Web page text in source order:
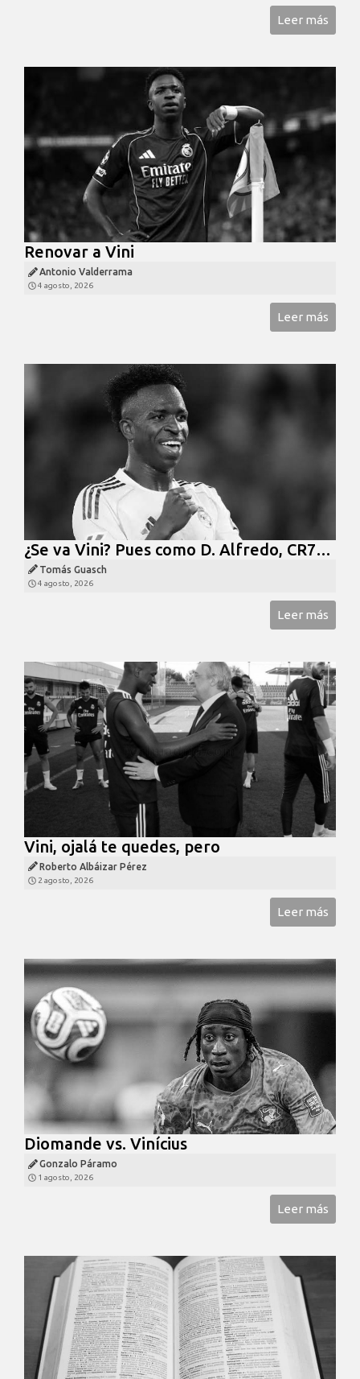
Leer más
Renovar a Vini
Antonio Valderrama
4 agosto, 2026
Leer más
¿Se va Vini? Pues como D. Alfredo, CR7…
Tomás Guasch
4 agosto, 2026
Leer más
Vini, ojalá te quedes, pero
Roberto Albáizar Pérez
2 agosto, 2026
Leer más
Diomande vs. Vinícius
Gonzalo Páramo
1 agosto, 2026
Leer más